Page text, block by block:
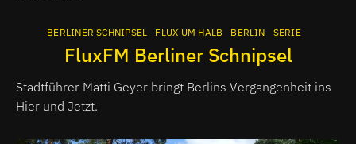
BERLINER SCHNIPSEL FLUX UM HALB BERLIN SERIE
FluxFM Berliner Schnipsel
Stadtführer Matti Geyer bringt Berlins Vergangenheit ins
Hier und Jetzt.